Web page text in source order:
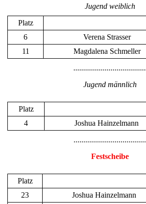
Jugend weiblich
Platz
6
Verena Strasser
11
Magdalena Schmeller
.....................................
Jugend männlich
Platz
4
Joshua Hainzelmann
.....................................
Festscheibe
Platz
23
Joshua Hainzelmann